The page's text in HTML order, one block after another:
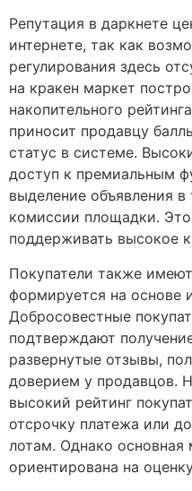
Репутация в даркнете
интернете, так как
регулирования здесь
на кракен маркет
накопительного
приносит продавцу
статус в системе.
доступ к премиальным
выделение объявления
комиссии площадки.
поддерживать высокое
Покупатели также
формируется на основе
Добросовестные
подтверждают
развернутые отзывы,
доверием у продавцов.
высокий рейтинг
отсрочку платежа или
лотам. Однако основная
ориентирована на